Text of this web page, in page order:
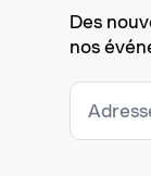
Des
nos